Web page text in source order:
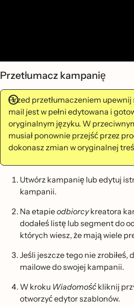
Przetłumacz kampanię
Przed przetłumaczeniem upewnij
mail jest w pełni edytowana i
oryginalnym języku. W
musiał ponownie przejść przez
dokonasz zmian w oryginalnej
Utwórz kampanię lub edytuj
kampanii.
Na etapieodbiorcykreatora
dodałeś listę lub segment do
których wiesz, że mają wiele
Jeśli jeszcze tego nie zrobiłeś,
mailowe do swojej kampanii.
W kroku Wiadomość kliknij
otworzyć edytor szablonów.